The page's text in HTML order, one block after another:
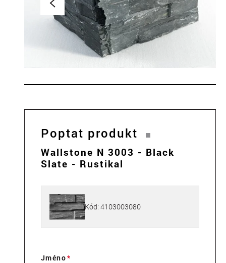
Poptat produkt
Wallstone N 3003 - Black
Slate - Rustikal
Kód: 4103003080
Jméno